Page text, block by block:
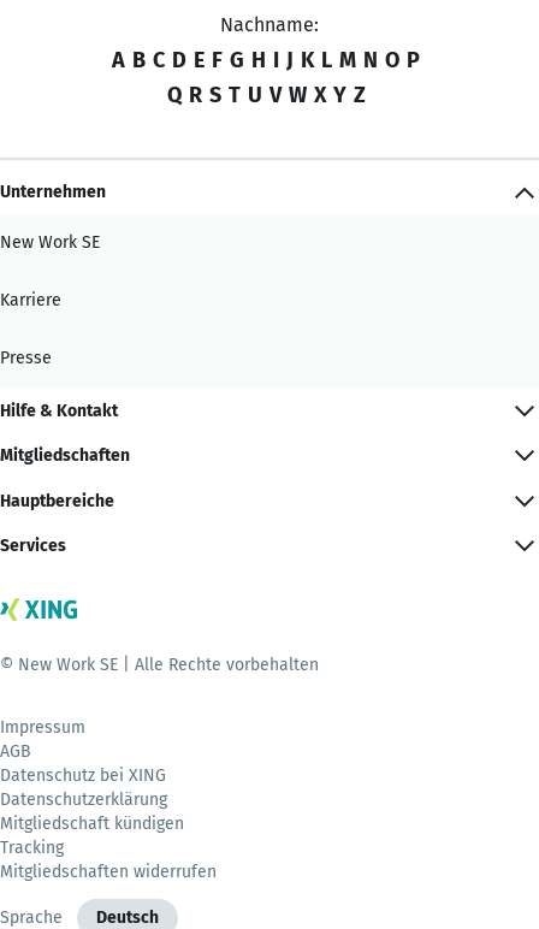
Nachname:
A B C D E F G H I J K L M N O P
Q R S T U V W X Y Z
Unternehmen
New Work SE
Karriere
Presse
Hilfe & Kontakt
Mitgliedschaften
Hauptbereiche
Services
© New Work SE | Alle Rechte vorbehalten
Impressum
AGB
Datenschutz bei XING
Datenschutzerklärung
Mitgliedschaft kündigen
Tracking
Mitgliedschaften widerrufen
Sprache Deutsch